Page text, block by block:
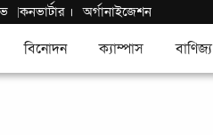
|কনভার্টার । অর্গানাইজেশন
বিনোদন ক্যাম্পাস বাণিজ্য